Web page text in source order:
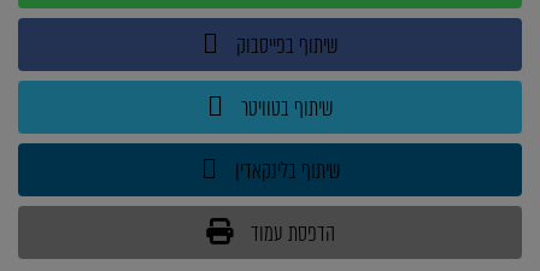
שיתוף בפייסבוק
שיתוף בטוויטר
שיתוף בלינקאדין
הדפסת עמוד